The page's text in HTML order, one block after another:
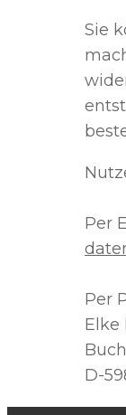
Sie
Per
Per
Elke
D-